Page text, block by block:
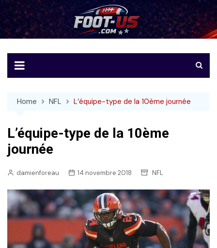
to
content
Foot-US
Le football américain en français
Home NFL L’équipe-type de la 10ème journée
L’équipe-type de la 10ème
journée
damienforeau 14 novembre 2018 NFL